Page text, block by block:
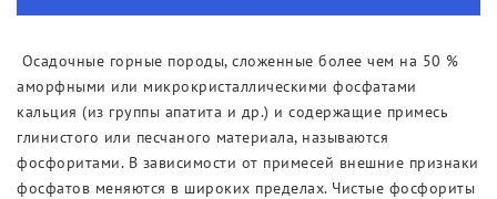
Новости
Выставки
Осадочные горные породы, сложенные более чем на 50 %
аморфными или микрокристаллическими фосфатами
кальция (из группы апатита и др.) и содержащие примесь
глинистого или песчаного материала, называются
фосфоритами. В зависимости от примесей внешние признаки
фосфатов меняются в широких пределах. Чистые фосфориты